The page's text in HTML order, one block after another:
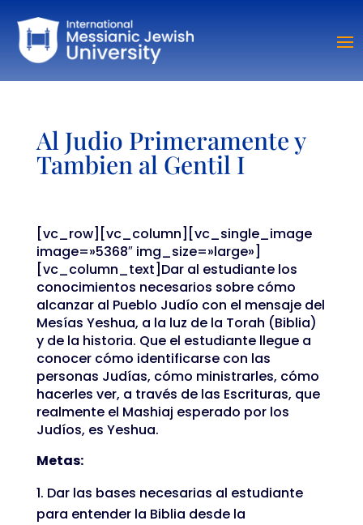
Al Judio Primeramente y
Tambien al Gentil I
[vc_row][vc_column][vc_single_image
image=»5368″ img_size=»large»]
[vc_column_text]Dar al estudiante los
conocimientos necesarios sobre cómo
alcanzar al Pueblo Judío con el mensaje del
Mesías Yeshua, a la luz de la Torah (Biblia)
y de la historia. Que el estudiante llegue a
conocer cómo identificarse con las
personas Judías, cómo ministrarles, cómo
hacerles ver, a través de las Escrituras, que
realmente el Mashiaj esperado por los
Judíos, es Yeshua.
Metas:
Dar las bases necesarias al estudiante
para entender la Biblia desde la